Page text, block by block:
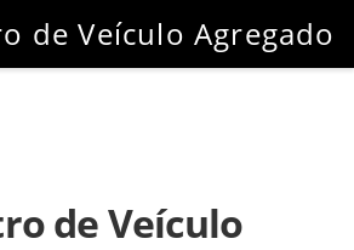
de Veículo
de Veículo Agregado